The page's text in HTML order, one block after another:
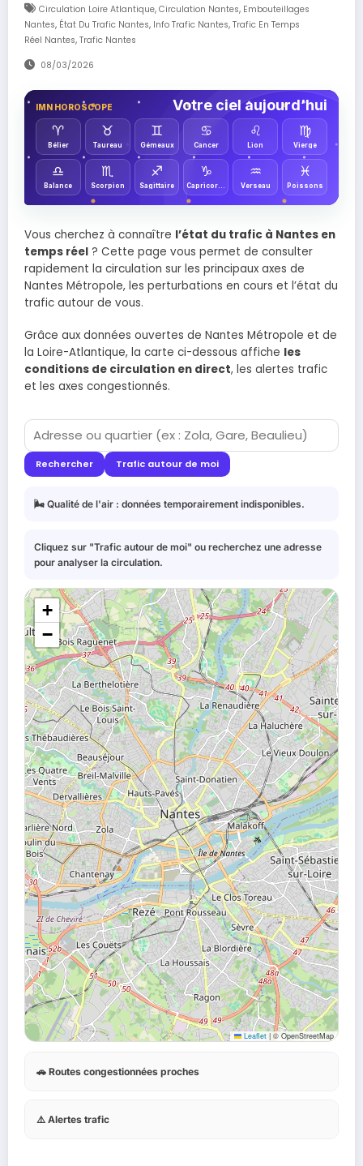
Circulation Loire Atlantique, Circulation Nantes, Embouteillages
Nantes, État Du Trafic Nantes, Info Trafic Nantes, Trafic En Temps
Réel Nantes, Trafic Nantes
08/03/2026
IMN HOROSCOPE Votre ciel aujourd’hui
♈︎
Bélier
♉︎
Taureau
♊︎
Gémeaux
♋︎
Cancer
♌︎
Lion
♍︎
Vierge
♎︎
Balance
♏︎
Scorpion
♐︎
Sagittaire
♑︎
Capricorne
♒︎
Verseau
♓︎
Poissons
Vous cherchez à connaître l’état du trafic à Nantes en
temps réel ? Cette page vous permet de consulter
rapidement la circulation sur les principaux axes de
Nantes Métropole, les perturbations en cours et l’état du
trafic autour de vous.
Grâce aux données ouvertes de Nantes Métropole et de
la Loire-Atlantique, la carte ci-dessous affiche les
conditions de circulation en direct, les alertes trafic
et les axes congestionnés.
Rechercher Trafic autour de moi
🌬️ Qualité de l'air : données temporairement indisponibles.
Cliquez sur "Trafic autour de moi" ou recherchez une adresse
pour analyser la circulation.
+
−
Leaflet | © OpenStreetMap
🚗 Routes congestionnées proches
⚠️ Alertes trafic